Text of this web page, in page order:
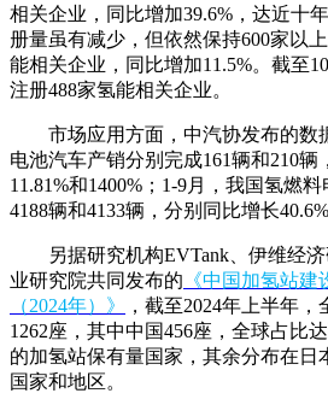
相关企业，同比增加39.6%，达近十
册量虽有减少，但依然保持600家以
能相关企业，同比增加11.5%。截至
注册488家氢能相关企业。
市场应用方面，中汽协发布的数
电池汽车产销分别完成161辆和210辆
11.81%和1400%；1-9月，我国氢燃
4188辆和4133辆，分别同比增长40.6%
另据研究机构EVTank、伊维经
业研究院共同发布的 《中国加氢站
（2024年）》
，截至2024年上半年
1262座，其中中国456座，全球占比
的加氢站保有量国家，其余分布在日
国家和地区。